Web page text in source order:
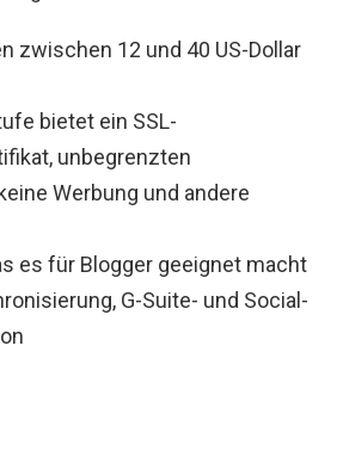
zwischen 12 und 40 US-Dollar
bietet ein SSL-
unbegrenzten
Werbung und andere
es für Blogger geeignet macht
G-Suite- und Social-